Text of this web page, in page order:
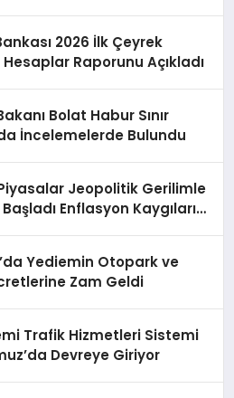
2026 İlk Çeyrek
Raporunu Açıkladı
Bolat Habur Sınır
İncelemelerde Bulundu
Jeopolitik Gerilimle
Enflasyon Kaygıları
Yediemin Otopark ve
Zam Geldi
Trafik Hizmetleri Sistemi
Devreye Giriyor